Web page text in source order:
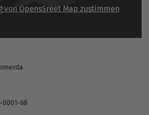
von OpensSreet Map zustimmen
0001-68